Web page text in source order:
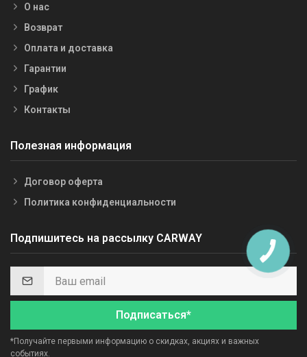
О нас
Возврат
Оплата и доставка
Гарантии
График
Контакты
Полезная информация
Договор оферта
Политика конфиденциальности
Подпишитесь на рассылку CARWAY
Подписаться*
*Получайте первыми информацию о скидках, акциях и важных
событиях.